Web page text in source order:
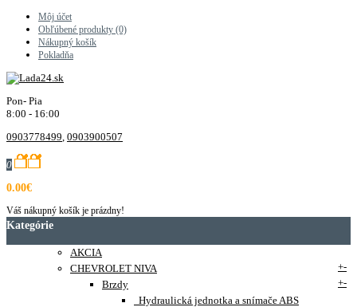
Môj účet
Obľúbené produkty (0)
Nákupný košík
Pokladňa
Pon- Pia
8:00 - 16:00
0903778499, 0903900507
0
0.00€
Váš nákupný košík je prázdny!
Kategórie
AKCIA
CHEVROLET NIVA
+-
Brzdy
+-
Hydraulická jednotka a snímače ABS